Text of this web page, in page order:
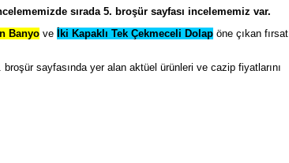
sırada 5. broşür sayfası incelememiz var.
Banyove İki Kapaklı Tek Çekmeceli Dolapöne çıkan fırsat
broşür sayfasında yer alan aktüel ürünleri ve cazip fiyatlarını